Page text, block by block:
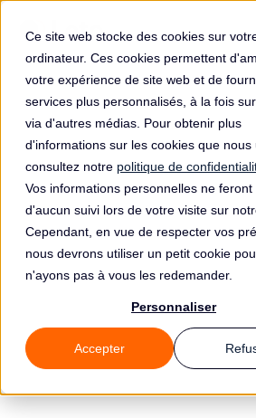
Ce site web stocke des cookies sur
ordinateur. Ces cookies permettent
votre expérience de site web et de
services plus personnalisés, à la fois
via d'autres médias. Pour obtenir plus
d'informations sur les cookies que nous
consultez notre politique de
Vos informations personnelles ne feront
d'aucun suivi lors de votre visite sur
Cependant, en vue de respecter vos
nous devrons utiliser un petit cookie
n'ayons pas à vous les redemander.
Personnaliser
Accepter
20/7/2026
Tous les guides
🌍